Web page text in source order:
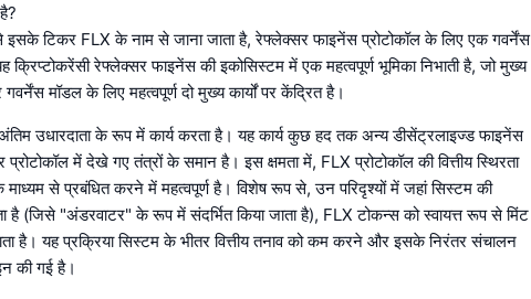
टिकर FLX के नाम से जाना जाता है, रेफ्लेक्सर फाइनेंस प्रोटोकॉल के लिए एक गवर्नेंस
रेफ्लेक्सर फाइनेंस की इकोसिस्टम में एक महत्वपूर्ण भूमिका निभाती है, जो मुख्य
मॉडल के लिए महत्वपूर्ण दो मुख्य कार्यों पर केंद्रित है।
उधारदाता के रूप में कार्य करता है। यह कार्य कुछ हद तक अन्य डीसेंट्रलाइज्ड फाइनेंस
में देखे गए तंत्रों के समान है। इस क्षमता में, FLX प्रोटोकॉल की वित्तीय स्थिरता
से प्रबंधित करने में महत्वपूर्ण है। विशेष रूप से, उन परिदृश्यों में जहां सिस्टम की
है (जिसे "अंडरवाटर" के रूप में संदर्भित किया जाता है), FLX टोकन्स को स्वायत्त रूप से मिंट
है। यह प्रक्रिया सिस्टम के भीतर वित्तीय तनाव को कम करने और इसके निरंतर संचालन
की गई है।